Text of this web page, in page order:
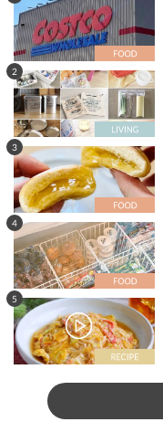
2
3
4
5